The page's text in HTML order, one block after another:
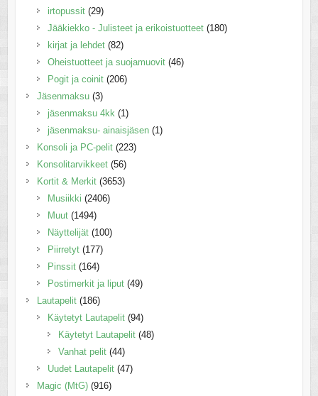
irtopussit (29)
Jääkiekko - Julisteet ja erikoistuotteet (180)
kirjat ja lehdet (82)
Oheistuotteet ja suojamuovit (46)
Pogit ja coinit (206)
Jäsenmaksu (3)
jäsenmaksu 4kk (1)
jäsenmaksu- ainaisjäsen (1)
Konsoli ja PC-pelit (223)
Konsolitarvikkeet (56)
Kortit & Merkit (3653)
Musiikki (2406)
Muut (1494)
Näyttelijät (100)
Piirretyt (177)
Pinssit (164)
Postimerkit ja liput (49)
Lautapelit (186)
Käytetyt Lautapelit (94)
Käytetyt Lautapelit (48)
Vanhat pelit (44)
Uudet Lautapelit (47)
Magic (MtG) (916)